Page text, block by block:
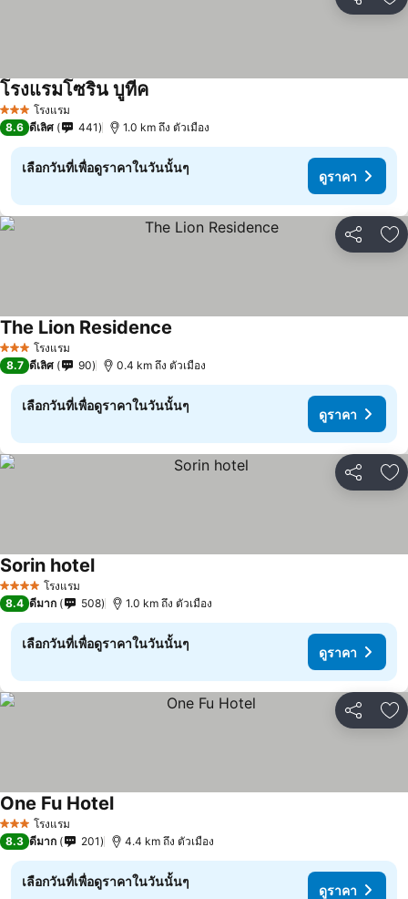
แชร์ เ
3 ดาว โรงแรม
โรงแรมโซริน บูทีค
8.6 ดีเลิศ 441 1.0 km ถึง ตัวเมือง
เลือกวันที่เพื่อดูราคาในวันนั้นๆ
ดูราคา
แชร์ เ
3 ดาว โรงแรม
The Lion Residence
8.7 ดีเลิศ 90 0.4 km ถึง ตัวเมือง
เลือกวันที่เพื่อดูราคาในวันนั้นๆ
ดูราคา
แชร์ เ
4 ดาว โรงแรม
Sorin hotel
8.4 ดีมาก 508 1.0 km ถึง ตัวเมือง
เลือกวันที่เพื่อดูราคาในวันนั้นๆ
ดูราคา
แชร์ เ
3 ดาว โรงแรม
One Fu Hotel
8.3 ดีมาก 201 4.4 km ถึง ตัวเมือง
เลือกวันที่เพื่อดูราคาในวันนั้นๆ
ดูราคา